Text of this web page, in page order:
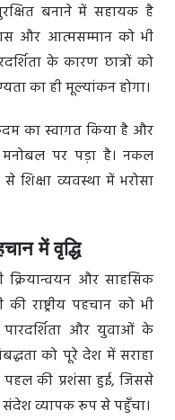
बनाने में सहायक है
और आत्मसम्मान को भी
के कारण छात्रों को
का ही मूल्यांकन होगा।
का स्वागत किया है और
पर पड़ा है। नकल
शिक्षा व्यवस्था में भरोसा
में वृद्धि
और साहसिक
राष्ट्रीय पहचान को भी
पारदर्शिता और युवाओं के
को पूरे देश में सराहा
पहल की प्रशंसा हुई, जिससे
संदेश व्यापक रूप से पहुँचा।